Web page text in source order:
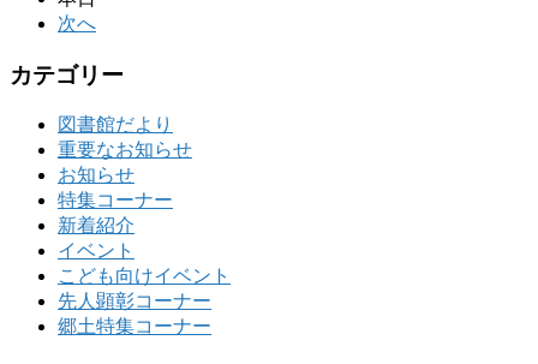
次へ
カテゴリー
図書館だより
重要なお知らせ
お知らせ
特集コーナー
新着紹介
イベント
こども向けイベント
先人顕彰コーナー
郷土特集コーナー